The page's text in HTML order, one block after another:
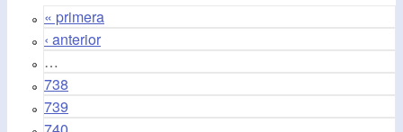
« primera
‹ anterior
…
738
739